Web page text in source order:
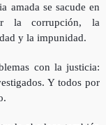
amada se sacude en
la corrupción, la
y la impunidad.
con la justicia:
Y todos por